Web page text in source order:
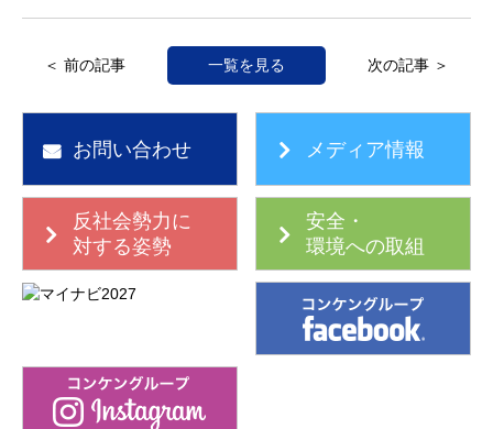
＜ 前の記事 一覧を見る 次の記事 ＞
お問い合わせ メディア情報
反社会勢力に
対する姿勢
安全・
環境への取組